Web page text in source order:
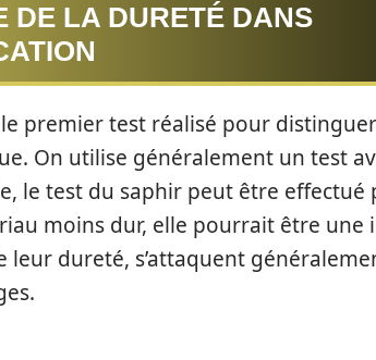
DE LA DURETÉ DANS
premier test réalisé pour
On utilise généralement un test
le test du saphir peut être effectué
moins dur, elle pourrait être une
leur dureté, s’attaquent